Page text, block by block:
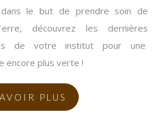
le but de prendre soin de
découvrez les dernières
de votre institut pour une
encore plus verte !
PLUS